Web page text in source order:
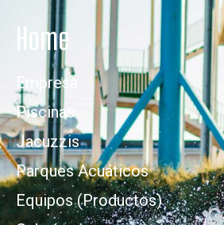
Home
Empresa
Piscinas
Jacuzzis
Parques Acuáticos
Equipos (Productos)